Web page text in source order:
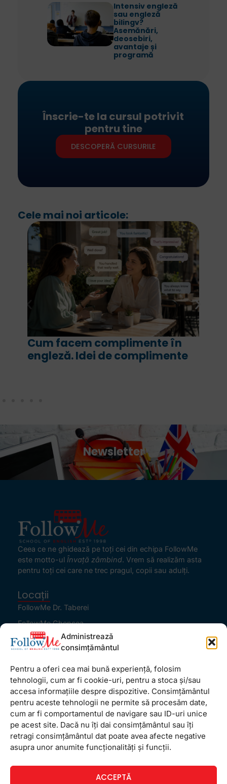
Administrează
consimțământul
Pentru a oferi cea mai bună experiență, folosim
tehnologii, cum ar fi cookie-uri, pentru a stoca și/sau
accesa informațiile despre dispozitive. Consimțământul
pentru aceste tehnologii ne permite să procesăm date,
cum ar fi comportamentul de navigare sau ID-uri unice
pe acest site. Dacă nu îți dai consimțământul sau îți
retragi consimțământul dat poate avea afecte negative
asupra unor anumite funcționalități și funcții.
ACCEPTĂ
Intensiv engleză
sau engleză
bilingv?
Asemănări,
deosebiri,
avantaje și
programă
Înscrie-te la cursul potrivit
pentru tine
DESCOPERĂ CURSURILE
Cele mai noi articole:
For și since în engleză. Ce sens
are fiecare și cum le folosim
Newsletter
Ceea ce ne ghidează pe toţi cei din echipa FollowMe
este motto-ul Învaţă zâmbind. Vrem să realizăm asta
pentru toţi cei care ne trec pragul, copii sau adulţi.
Locații
FollowMe Dr. Taberei
FollowMe Ghencea
FollowMe Titan
Informații Utile
Regulament FollowMe
Structură an școlar
Contact
Testimoniale
GDPR